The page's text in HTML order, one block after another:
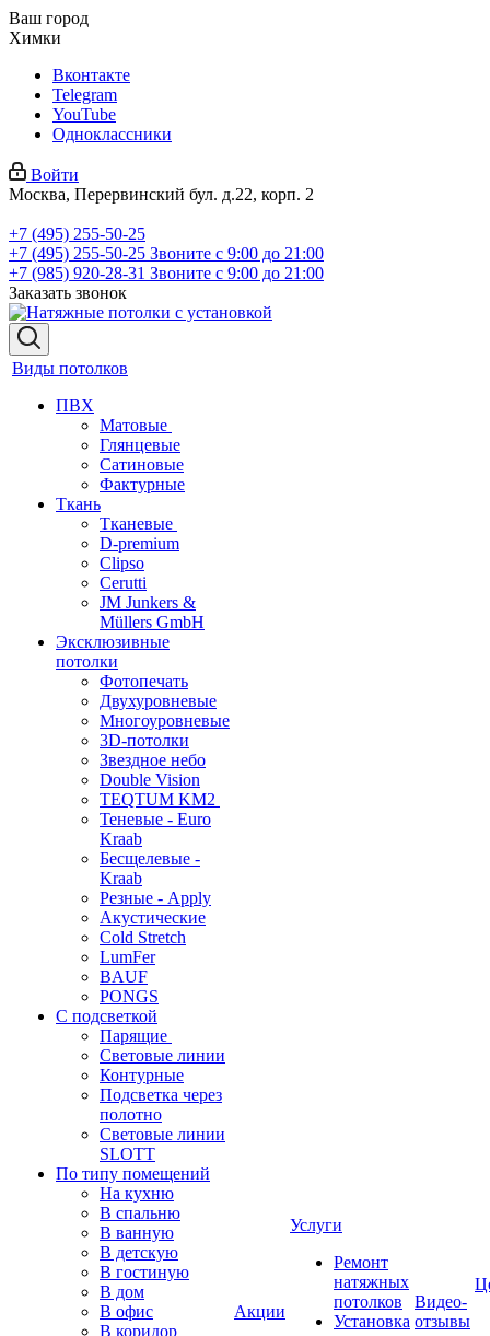
Ваш город
Химки
Вконтакте
Telegram
YouTube
Одноклассники
Войти
Москва, Перервинский бул. д.22, корп. 2
+7 (495) 255-50-25
+7 (495) 255-50-25 Звоните с 9:00 до 21:00
+7 (985) 920-28-31 Звоните с 9:00 до 21:00
Заказать звонок
Виды потолков
ПВХ
Матовые
Глянцевые
Сатиновые
Фактурные
Ткань
Тканевые
D-premium
Clipso
Cerutti
JM Junkers &
Müllers GmbH
Эксклюзивные
потолки
Фотопечать
Двухуровневые
Многоуровневые
3D-потолки
Звездное небо
Double Vision
TEQTUM KM2
Теневые - Euro
Kraab
Бесщелевые -
Kraab
Резные - Apply
Акустические
Cold Stretch
LumFer
BAUF
PONGS
С подсветкой
Парящие
Световые линии
Контурные
Подсветка через
полотно
Световые линии
SLOTT
По типу помещений
На кухню
В спальню
В ванную
В детскую
В гостиную
В дом
В офис
В коридор
Акции
Услуги
Ремонт
натяжных
потолков
Установка
Видео-
отзывы